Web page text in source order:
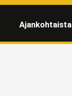
Ajankohtaista